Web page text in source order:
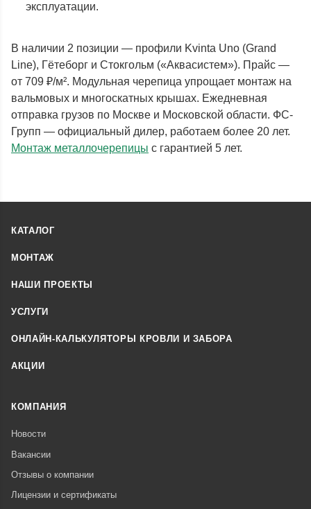
эксплуатации.
В наличии 2 позиции — профили Kvinta Uno (Grand
Line), Гётеборг и Стокгольм («Аквасистем»). Прайс —
от 709 ₽/м². Модульная черепица упрощает монтаж на
вальмовых и многоскатных крышах. Ежедневная
отправка грузов по Москве и Московской области. ФС-
Групп — официальный дилер, работаем более 20 лет.
Монтаж металлочерепицы с гарантией 5 лет.
КАТАЛОГ
МОНТАЖ
НАШИ ПРОЕКТЫ
УСЛУГИ
ОНЛАЙН-КАЛЬКУЛЯТОРЫ КРОВЛИ И ЗАБОРА
АКЦИИ
КОМПАНИЯ
Новости
Вакансии
Отзывы о компании
Лицензии и сертификаты